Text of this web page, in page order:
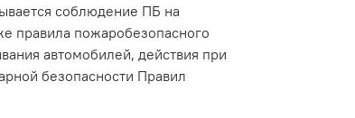
соблюдение ПБ на
правила пожаробезопасного
автомобилей, действия при
безопасности Правил